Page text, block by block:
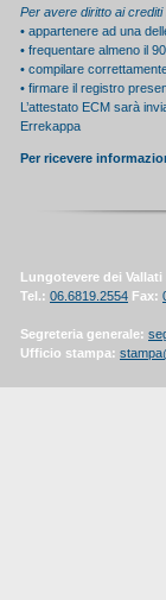
Per avere diritto ai
• appartenere ad una
• frequentare almeno il
• compilare
• firmare il registro
L’attestato ECM sarà
Errekappa
Per ricevere
Lungotevere dei Vallati
Tel.: 06.6819.2554 Fax:
Segreteria generale:
Ufficio stampa: